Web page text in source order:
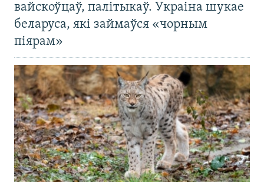
вайскоўцаў, палітыкаў. Украіна шукае
беларуса, які займаўся «чорным
піярам»